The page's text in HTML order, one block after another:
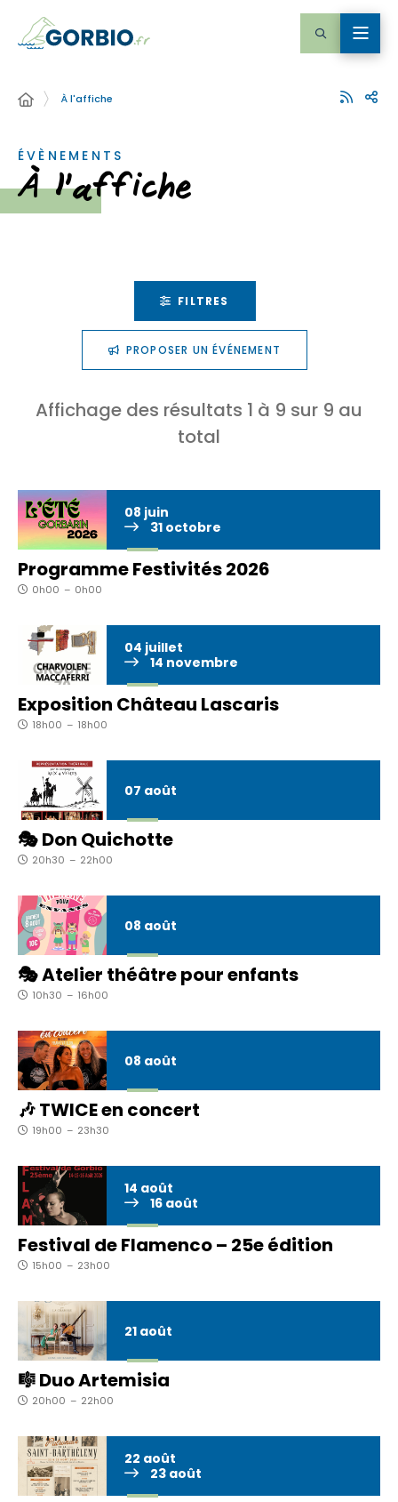
À l'affiche
ÉVÈNEMENTS
À l'affiche
FILTRES
PROPOSER UN ÉVÉNEMENT
Affichage des résultats 1 à 9 sur 9 au
total
Programme Festivités 2026
0h00 – 0h00
08 juin
31 octobre
Exposition Château Lascaris
18h00 – 18h00
04 juillet
14 novembre
🎭 Don Quichotte
20h30 – 22h00
07 août
🎭 Atelier théâtre pour enfants
10h30 – 16h00
08 août
🎶 TWICE en concert
19h00 – 23h30
08 août
Festival de Flamenco – 25e édition
15h00 – 23h00
14 août
16 août
🎼 Duo Artemisia
20h00 – 22h00
21 août
22 août
23 août